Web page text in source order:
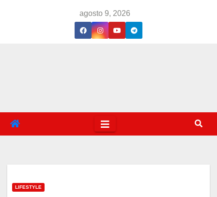
agosto 9, 2026
LIFESTYLE